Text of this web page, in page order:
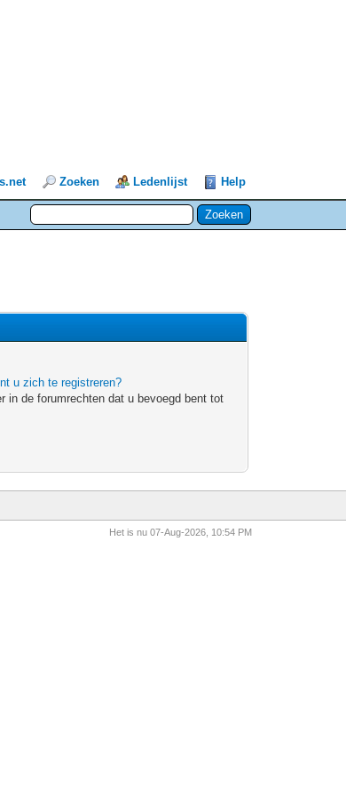
Zoeken Ledenlijst Help
u zich te registreren?
in de forumrechten dat u bevoegd bent tot
Het is nu 07-Aug-2026, 10:54 PM